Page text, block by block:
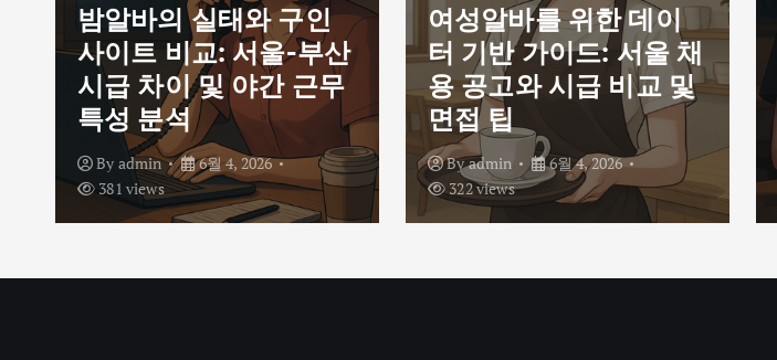
밤알바의 실태와 구인
사이트 비교: 서울-부산
시급 차이 및 야간 근무
특성 분석
By admin
6월 4, 2026
381 views
여성알바를 위한 데이
터 기반 가이드: 서울 채
용 공고와 시급 비교 및
면접 팁
Byadmin
6월 4, 2026
322 views